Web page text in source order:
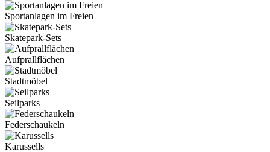
Sportanlagen im Freien
Skatepark-Sets
Aufprallflächen
Stadtmöbel
Seilparks
Federschaukeln
Karussells